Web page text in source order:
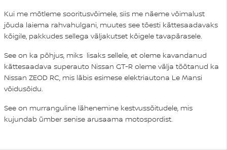
Kui me mõtleme sooritusvõimele, siis me näeme võimalust
jõuda laiema rahvahulgani, muutes see tõesti kättesaadavaks
kõigile, pakkudes sellega väljakutset kõigele tavapärasele.
See on ka põhjus, miks lisaks sellele, et oleme kavandanud
kättesaadava superauto Nissan GT-R oleme välja töötanud ka
Nissan ZEOD RC, mis läbis esimese elektriautona Le Mansi
võidusõidu.
See on murranguline lähenemine kestvussõitudele, mis
kujundab ümber senise arusaama motospordist.